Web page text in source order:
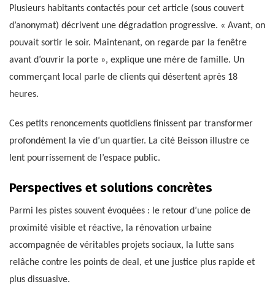
Plusieurs habitants contactés pour cet article (sous couvert
d’anonymat) décrivent une dégradation progressive. « Avant, on
pouvait sortir le soir. Maintenant, on regarde par la fenêtre
avant d’ouvrir la porte », explique une mère de famille. Un
commerçant local parle de clients qui désertent après 18
heures.
Ces petits renoncements quotidiens finissent par transformer
profondément la vie d’un quartier. La cité Beisson illustre ce
lent pourrissement de l’espace public.
Perspectives et solutions concrètes
Parmi les pistes souvent évoquées : le retour d’une police de
proximité visible et réactive, la rénovation urbaine
accompagnée de véritables projets sociaux, la lutte sans
relâche contre les points de deal, et une justice plus rapide et
plus dissuasive.